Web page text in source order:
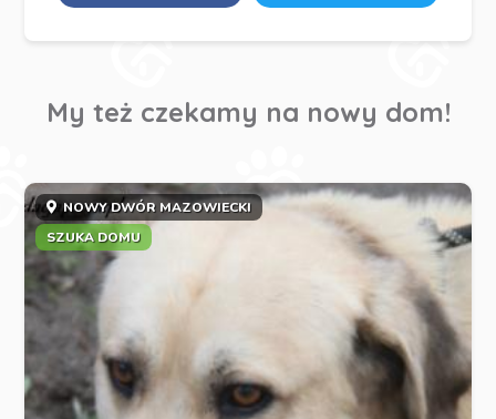
My też czekamy na nowy dom!
NOWY DWÓR MAZOWIECKI
SZUKA DOMU